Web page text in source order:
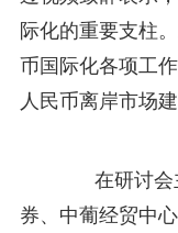
际化的重要支柱
币国际化各项工
人民币离岸市场建
在研讨会
券、中葡经贸中